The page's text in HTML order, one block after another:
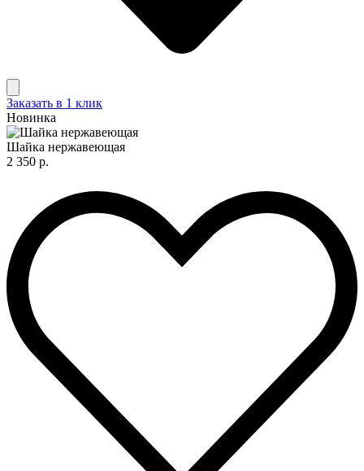
Заказать в 1 клик
Новинка
Шайка нержавеющая
2 350 р.